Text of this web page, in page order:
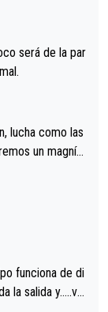
en San Seb
podríamos ten
será de la par
lucha como las
un magnífi
funciona de di
la salida y…..ve